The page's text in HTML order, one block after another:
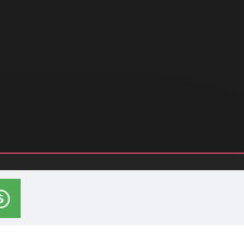
| Kõik õigused kaitstud